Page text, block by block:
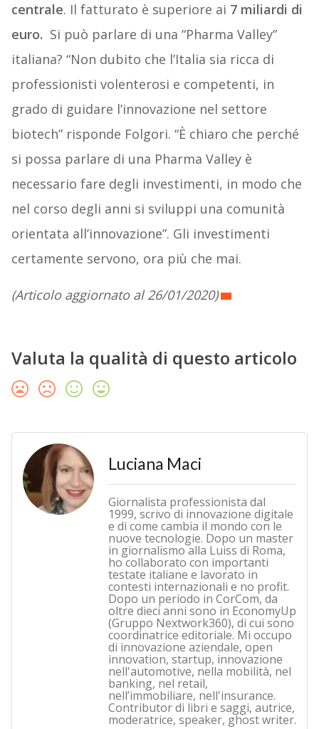
centrale. Il fatturato è superiore ai 7 miliardi di
euro. Si può parlare di una “Pharma Valley”
italiana? “Non dubito che l’Italia sia ricca di
professionisti volenterosi e competenti, in
grado di guidare l’innovazione nel settore
biotech” risponde Folgori. “È chiaro che perché
si possa parlare di una Pharma Valley è
necessario fare degli investimenti, in modo che
nel corso degli anni si sviluppi una comunità
orientata all’innovazione”. Gli investimenti
certamente servono, ora più che mai.
(Articolo aggiornato al 26/01/2020)
Valuta la qualità di questo articolo
Luciana Maci
Giornalista professionista dal
1999, scrivo di innovazione digitale
e di come cambia il mondo con le
nuove tecnologie. Dopo un master
in giornalismo alla Luiss di Roma,
ho collaborato con importanti
testate italiane e lavorato in
contesti internazionali e no profit.
Dopo un periodo in CorCom, da
oltre dieci anni sono in EconomyUp
(Gruppo Nextwork360), di cui sono
coordinatrice editoriale. Mi occupo
di innovazione aziendale, open
innovation, startup, innovazione
nell'automotive, nella mobilità, nel
banking, nel retail,
nell’immobiliare, nell'insurance.
Contributor di libri e saggi, autrice,
moderatrice, speaker, ghost writer.